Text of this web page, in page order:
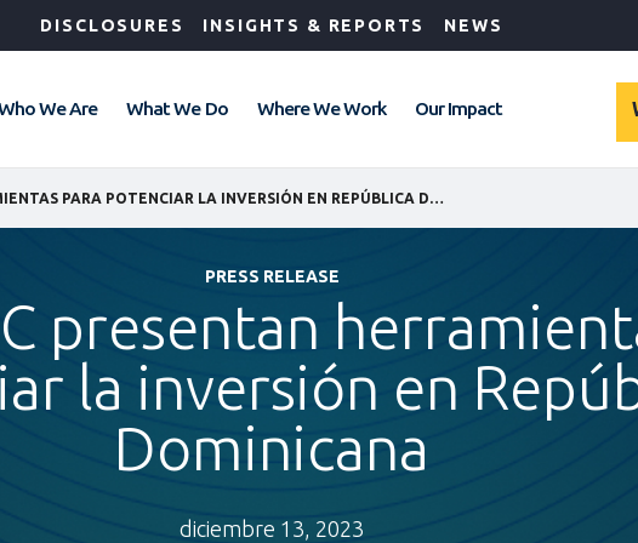
DISCLOSURES INSIGHTS & REPORTS NEWS
We Are What We Do Where We Work Our Impact
PRESS RELEASE
presentan
la inversión en
Dominicana
diciembre 13, 2023